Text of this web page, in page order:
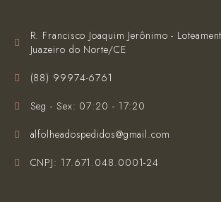
R. Francisco Joaquim Jerônimo -
Juazeiro do Norte/CE
(‪88) 99974-6761‬
Seg - Sex: 07:20 - 17:20
alfolheadospedidos@gmail.com
CNPJ: 17.671.048.0001-24